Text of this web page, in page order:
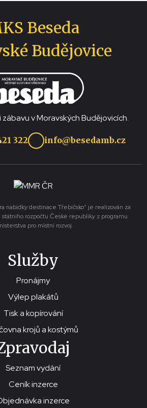
Beseda
Budějovice
zábavu v Moravských Budějovicích.
322 info@besedamb.cz
nabídky destinace Třebíčsko“ je realizován za
rozpočtu České republiky z programu
pro místní rozvoj.
Služby
Pronájmy
Výlep plakátů
Tisk a kopírování
krojů a kostýmů
Seznam vydání
Ceník inzerce
inzerce